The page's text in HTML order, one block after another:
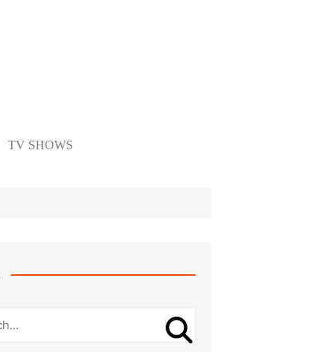
TV SHOWS